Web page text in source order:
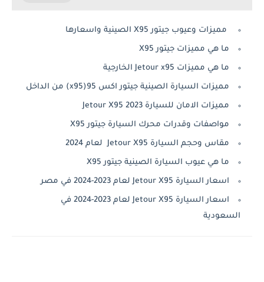
مميزات وعيوب جيتور X95 الصينية واسعارها
ما هي مميزات جيتور X95
ما هي مميزات Jetour x95 الخارجية
مميزات السيارة الصينية جيتور اكس 95(x95) من الداخل
مميزات الامان للسيارة Jetour X95 2023
مواصفات وقدرات محرك السيارة جيتور X95
مقاس وحجم السيارة Jetour X95 لعام 2024
ما هي عيوب السيارة الصينية جيتور X95
اسعار السيارة Jetour X95 لعام 2023-2024 في مصر
اسعار السيارة Jetour X95 لعام 2023-2024 في
السعودية